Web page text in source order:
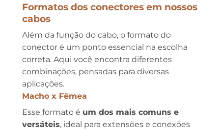
Formatos dos conectores em nossos
cabos
Além da função do cabo, o formato do
conector é um ponto essencial na escolha
correta. Aqui você encontra diferentes
combinações, pensadas para diversas
aplicações.
Macho x Fêmea
Esse formato é um dos mais comuns e
versáteis, ideal para extensões e conexões